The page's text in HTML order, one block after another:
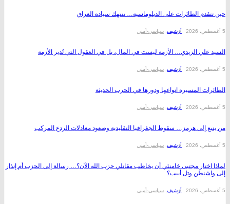
الطائرات على الدبلوماسية… تنتهك سيادة العراق
أرشیف سیاسي-أمني
علي الزيدي… الأزمة ليست في المال، بل في العقول التي تُدير الأزمة
أرشیف سیاسي-أمني
المسيرة انواعها ودورها في الحرب الحديثة
أرشیف سیاسي-أمني
إلى هرمز… سقوط الجغرافيا التقليدية وصعود معادلات الردع المركب
أرشیف سیاسي-أمني
اختار مجتبى خامنئي أن يخاطب مقاتلي حزب الله الآن؟… رسالة إلى الحزب أم إنذار
وتل أبيب؟
أرشیف سیاسي-أمني